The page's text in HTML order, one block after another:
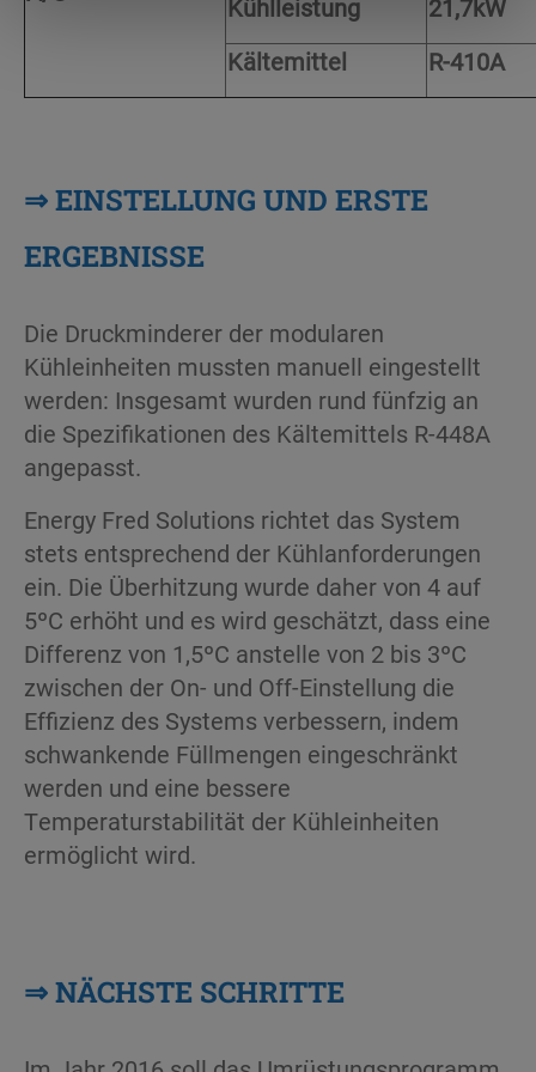
Kühlleistung
21,7kW
Kältemittel
R-410A
⇒EINSTELLUNG UND ERSTE
ERGEBNISSE
Die Druckminderer der modularen
Kühleinheiten mussten manuell eingestellt
werden: Insgesamt wurden rund fünfzig an
die Spezifikationen des Kältemittels R-448A
angepasst.
Energy Fred Solutions richtet das System
stets entsprechend der Kühlanforderungen
ein. Die Überhitzung wurde daher von 4 auf
5ºC erhöht und es wird geschätzt, dass eine
Differenz von 1,5ºC anstelle von 2 bis 3ºC
zwischen der On- und Off-Einstellung die
Effizienz des Systems verbessern, indem
schwankende Füllmengen eingeschränkt
werden und eine bessere
Temperaturstabilität der Kühleinheiten
ermöglicht wird.
⇒NÄCHSTE SCHRITTE